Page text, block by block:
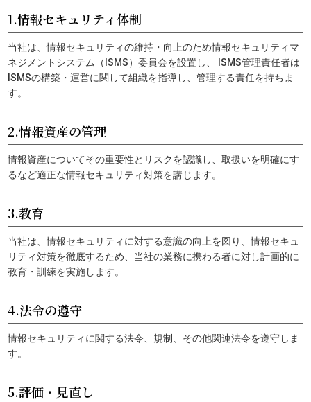
1.情報セキュリティ体制
当社は、情報セキュリティの維持・向上のため情報セキュリティマ
ネジメントシステム（ISMS）委員会を設置し、 ISMS管理責任者は
ISMSの構築・運営に関して組織を指導し、管理する責任を持ちま
す。
2.情報資産の管理
情報資産についてその重要性とリスクを認識し、取扱いを明確にす
るなど適正な情報セキュリティ対策を講じます。
3.教育
当社は、情報セキュリティに対する意識の向上を図り、情報セキュ
リティ対策を徹底するため、当社の業務に携わる者に対し計画的に
教育・訓練を実施します。
4.法令の遵守
情報セキュリティに関する法令、規制、その他関連法令を遵守しま
す。
5.評価・見直し